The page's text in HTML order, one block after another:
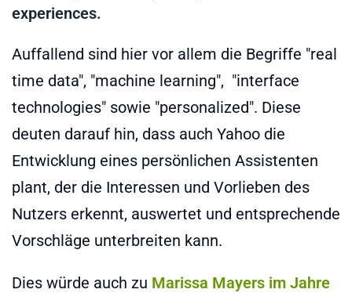
experiences.
Auffallend sind hier vor allem die Begriffe "real
time data", "machine learning", "interface
technologies" sowie "personalized". Diese
deuten darauf hin, dass auch Yahoo die
Entwicklung eines persönlichen Assistenten
plant, der die Interessen und Vorlieben des
Nutzers erkennt, auswertet und entsprechende
Vorschläge unterbreiten kann.
Dies würde auch zu Marissa Mayers im Jahre